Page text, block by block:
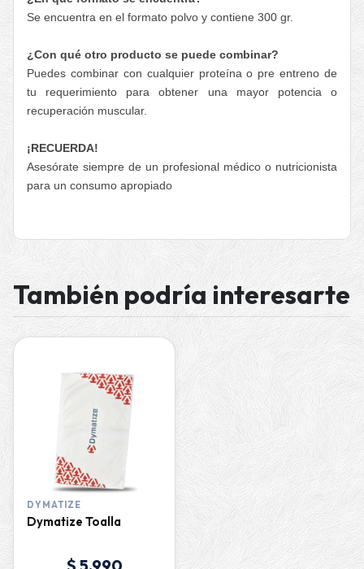
Se encuentra en el formato polvo y contiene 300 gr.
¿Con qué otro producto se puede combinar?
Puedes combinar con cualquier proteína o pre entreno de
tu requerimiento para obtener una mayor potencia o
recuperación muscular.
¡RECUERDA!
Asesórate siempre de un profesional médico o nutricionista
para un consumo apropiado
También podría interesarte
DYMATIZE
Dymatize Toalla